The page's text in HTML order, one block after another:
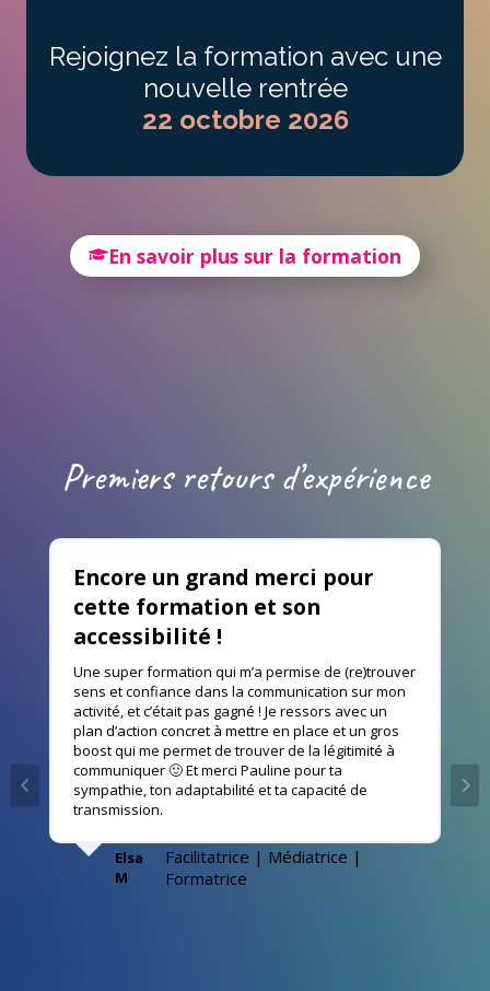
Rejoignez la formation avec une
nouvelle rentrée
22 octobre 2026
En savoir plus sur la formation
Premiers retours d’expérience
Encore un grand merci pour
cette formation et son
accessibilité !
Une super formation qui m’a permise de (re)trouver
sens et confiance dans la communication sur mon
activité, et c’était pas gagné ! Je ressors avec un
plan d’action concret à mettre en place et un gros
boost qui me permet de trouver de la légitimité à
communiquer 🙂 Et merci Pauline pour ta
sympathie, ton adaptabilité et ta capacité de
transmission.
Elsa
M
Facilitatrice | Médiatrice |
Formatrice